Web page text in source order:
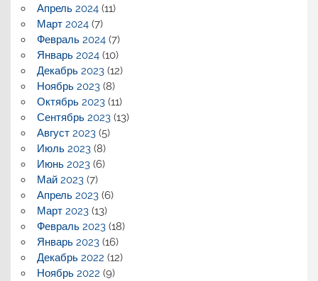
Апрель 2024(11)
Март 2024(7)
Февраль 2024(7)
Январь 2024(10)
Декабрь 2023(12)
Ноябрь 2023(8)
Октябрь 2023(11)
Сентябрь 2023(13)
Август 2023(5)
Июль 2023(8)
Июнь 2023(6)
Май 2023(7)
Апрель 2023(6)
Март 2023(13)
Февраль 2023(18)
Январь 2023(16)
Декабрь 2022 (12)
Ноябрь 2022 (9)